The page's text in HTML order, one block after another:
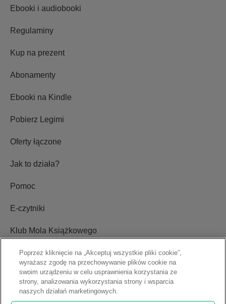
Ebooki i audiobooki
Regulaminy
Kup na prezent
Abonamenty
Ebooki na Kindle
Pobierz Legimi
Oferty łączone
Jak to działa?
Pomoc
E-czytniki
Klub Mola Książkowego
Ustawienia plików cookie
Blog
Relacje inwestorskie
Poprzez kliknięcie na „Akceptuj wszystkie pliki cookie”,
wyrażasz zgodę na przechowywanie plików cookie na
swoim urządzeniu w celu usprawnienia korzystania ze
strony, analizowania wykorzystania strony i wsparcia
naszych działań marketingowych.